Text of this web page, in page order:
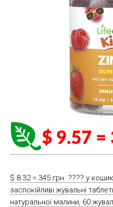
$ 8.32 = 345 грн. ????️ у
заспокійливі жувальні
натуральної малини, 60